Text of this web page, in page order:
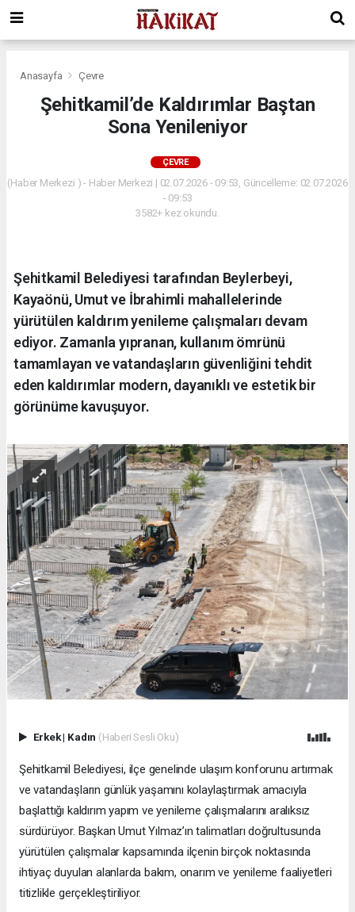
Anasayfa Çevre
Şehitkamil’de Kaldırımlar Baştan
Sona Yenileniyor
ÇEVRE
(Haber Merkezi ) - Haber Merkezi | 02.07.2026 - 09:53, Güncelleme: 02.07.2026
- 09:53
3582+ kez okundu.
Şehitkamil Belediyesi tarafından Beylerbeyi,
Kayaönü, Umut ve İbrahimli mahallelerinde
yürütülen kaldırım yenileme çalışmaları devam
ediyor. Zamanla yıpranan, kullanım ömrünü
tamamlayan ve vatandaşların güvenliğini tehdit
eden kaldırımlar modern, dayanıklı ve estetik bir
görünüme kavuşuyor.
Erkek| Kadın (Haberi Sesli Oku)
Şehitkamil Belediyesi, ilçe genelinde ulaşım konforunu artırmak
ve vatandaşların günlük yaşamını kolaylaştırmak amacıyla
başlattığı kaldırım yapım ve yenileme çalışmalarını aralıksız
sürdürüyor. Başkan Umut Yılmaz’ın talimatları doğrultusunda
yürütülen çalışmalar kapsamında ilçenin birçok noktasında
ihtiyaç duyulan alanlarda bakım, onarım ve yenileme faaliyetleri
titizlikle gerçekleştiriliyor.